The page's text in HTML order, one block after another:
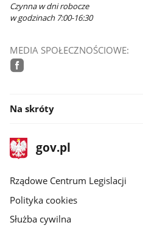
Czynna w dni robocze
w godzinach 7:00-16:30
MEDIA SPOŁECZNOŚCIOWE:
Na skróty
stopka
gov.plStrona
gov.pl
Rządowe Centrum Legislacji
Polityka cookies
Służba cywilna